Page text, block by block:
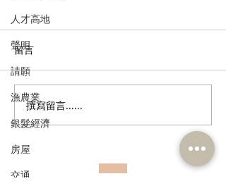
人才高地
聲明
請願
漁農業
銀髮經濟
房屋
交通
郭芙蓉聯同葵青區防火委
員會到訪消防處 了解打擊
「鬼油」活動最新情況 支
持修例加強阻嚇 多管齊下
斬斷「鬼油」市場 守護社
留言
撰寫留言......